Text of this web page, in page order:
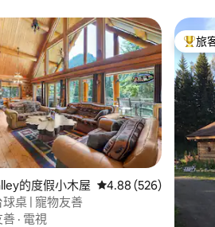
平均評分（滿分 5 分）
的度假小木屋 從 526 則評價中獲得
4.88 (526)
桌 | 寵物友善
善 · 電視
旅客
旅